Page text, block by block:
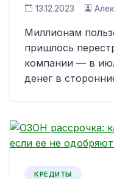
13.12.2023
Миллионам
пришлось
компании — в
денег в
КРЕДИТЫ